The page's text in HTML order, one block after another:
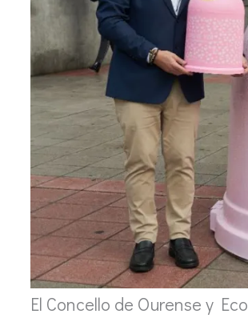
El Concello de Ourense y